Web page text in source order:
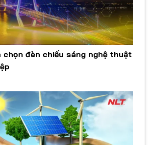
đèn chiếu sáng nghệ thuật